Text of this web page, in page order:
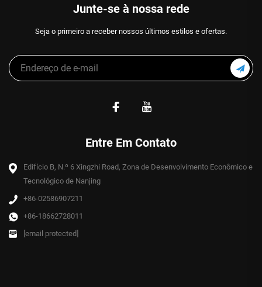
Junte-se à nossa rede
Seja o primeiro a receber nossos últimos estilos e ofertas.
Entre Em Contato
Edifício B, N.º 6 Xingzhi Road, Zona de Desenvolvimento Econômico e
Tecnológico de Nanjing
+86-02586907211
+86-18662728011
[email protected]